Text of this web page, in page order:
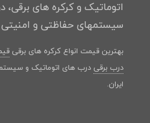
اتوماتیک و کرکره های برقی،
سیستمهای حفاظتی و امنیتی
بهترین قیمت انواع کرکره های برقی
درب برقی درب های اتوماتیک و
ایران.